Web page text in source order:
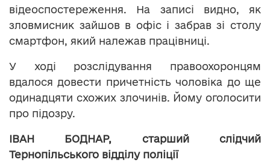
відеоспостереження. На записі видно, як
зловмисник зайшов в офіс і забрав зі столу
смартфон, який належав працівниці.
У ході розслідування правоохоронцям
вдалося довести причетність чоловіка до ще
одинадцяти схожих злочинів. Йому оголосити
про підозру.
ІВАН БОДНАР, старший слідчий
Тернопільського відділу поліції